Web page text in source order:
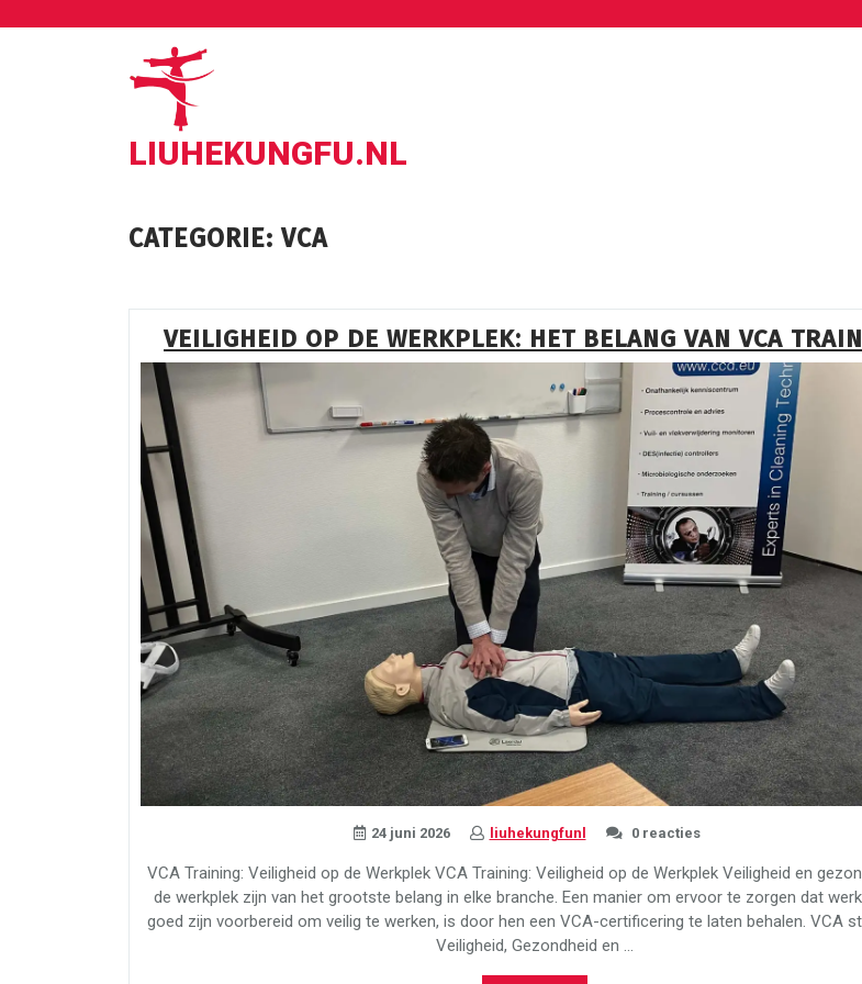
LIUHEKUNGFU.NL
CATEGORIE:VCA
VEILIGHEID OP DE WERKPLEK: HET BELANG VAN VCA
24 juni 2026 liuhekungfunl 0 reacties
VCA Training: Veiligheid op de Werkplek VCA Training: Veiligheid op de Werkplek Veiligheid en
de werkplek zijn van het grootste belang in elke branche. Een manier om ervoor te zorgen dat
goed zijn voorbereid om veilig te werken, is door hen een VCA-certificering te laten behalen. VCA
Veiligheid, Gezondheid en …